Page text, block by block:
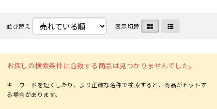
並び替え 表示切替
お探しの検索条件に合致する商品は見つかりませんでした。
キーワードを短くしたり、より正確な名称で検索すると、商品がヒットす
る場合があります。